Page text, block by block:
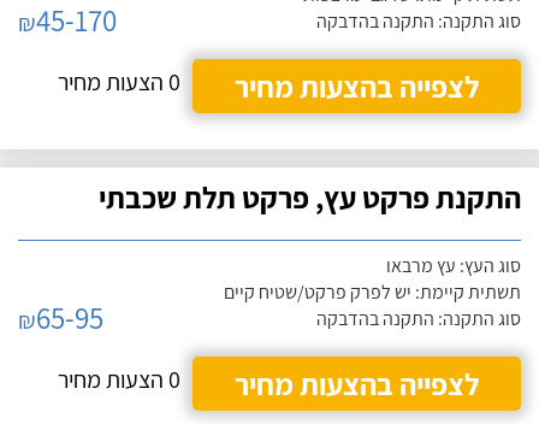
סוג התקנה: התקנה בהדבקה
₪45-170
לצפייה בהצעות מחיר
0 הצעות מחיר
התקנת פרקט עץ, פרקט תלת שכבתי
סוג העץ: עץ מרבאו
תשתית קיימת: יש לפרק פרקט/שטיח קיים
סוג התקנה: התקנה בהדבקה
₪65-95
לצפייה בהצעות מחיר
0 הצעות מחיר